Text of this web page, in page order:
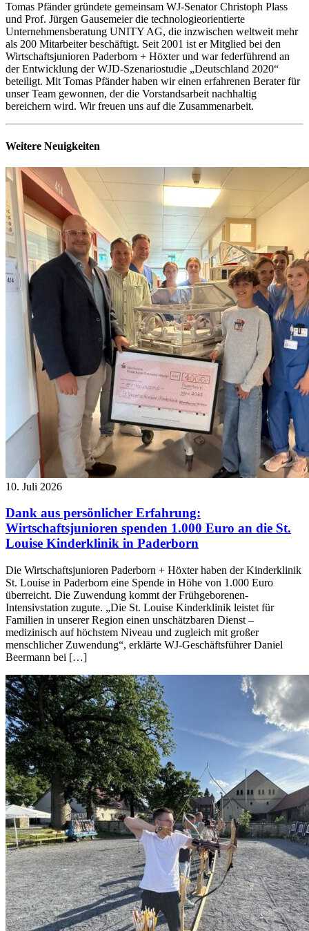
Tomas Pfänder gründete gemeinsam WJ-Senator Christoph Plass
und Prof. Jürgen Gausemeier die technologieorientierte
Unternehmensberatung UNITY AG, die inzwischen weltweit mehr
als 200 Mitarbeiter beschäftigt. Seit 2001 ist er Mitglied bei den
Wirtschaftsjunioren Paderborn + Höxter und war federführend an
der Entwicklung der WJD-Szenariostudie „Deutschland 2020“
beteiligt. Mit Tomas Pfänder haben wir einen erfahrenen Berater für
unser Team gewonnen, der die Vorstandsarbeit nachhaltig
bereichern wird. Wir freuen uns auf die Zusammenarbeit.
Weitere Neuigkeiten
10. Juli 2026
Dank aus persönlicher Erfahrung:
Wirtschaftsjunioren spenden 1.000 Euro an die St.
Louise Kinderklinik in Paderborn
Die Wirtschaftsjunioren Paderborn + Höxter haben der Kinderklinik
St. Louise in Paderborn eine Spende in Höhe von 1.000 Euro
überreicht. Die Zuwendung kommt der Frühgeborenen-
Intensivstation zugute. „Die St. Louise Kinderklinik leistet für
Familien in unserer Region einen unschätzbaren Dienst –
medizinisch auf höchstem Niveau und zugleich mit großer
menschlicher Zuwendung“, erklärte WJ-Geschäftsführer Daniel
Beermann bei […]